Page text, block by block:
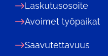
Laskutusosoite
Avoimet työpaikat
Saavutettavuus